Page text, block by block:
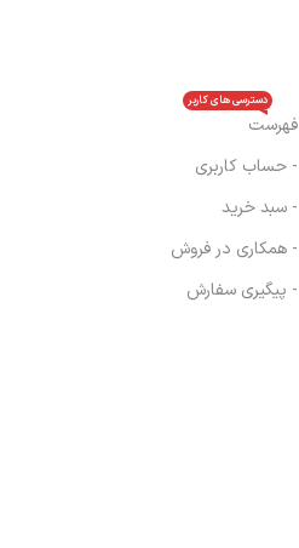
فهرست
دسترسی های کاربر
- حساب کاربری
- سبد خرید
- همکاری در فروش
- پیگیری سفارش